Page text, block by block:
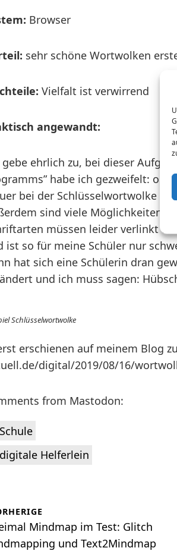
Browser
sehr schöne Wortwolken
Vielfalt ist verwirrend
angewandt:
ehrlich zu, bei dieser
habe ich gezweifelt: ob
bei der Schlüsselwortwolke die
sind viele Möglichkeiten
müssen leider verlinkt
ist so für meine Schüler nur
hat sich eine Schülerin dran
und ich muss sagen:
Schlüsselwortwolke
erschienen auf meinem Blog
digital/2019/08/16/
from Mastodon:
Schule
digitale Helferlein
Mindmap im Test: Glitch
und Text2Mindmap